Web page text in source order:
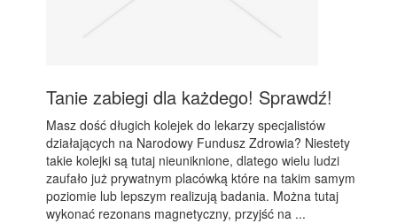
Tanie zabiegi dla każdego! Sprawdź!
Masz dość długich kolejek do lekarzy specjalistów
działających na Narodowy Fundusz Zdrowia? Niestety
takie kolejki są tutaj nieuniknione, dlatego wielu ludzi
zaufało już prywatnym placówką które na takim samym
poziomie lub lepszym realizują badania. Można tutaj
wykonać rezonans magnetyczny, przyjść na ...